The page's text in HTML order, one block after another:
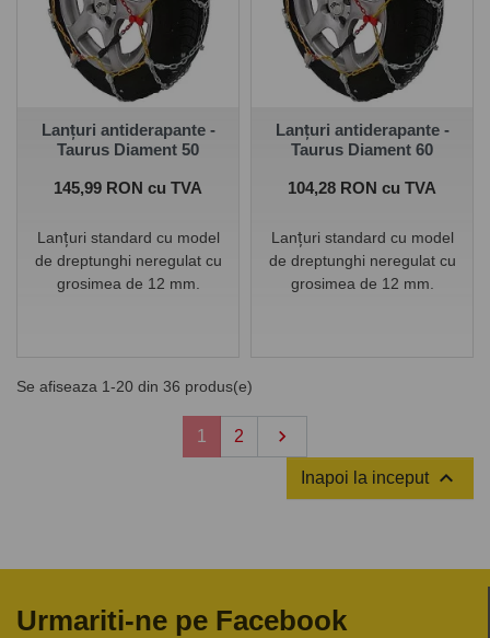
Lanțuri antiderapante -
Taurus Diament 50
Pret
145,99 RON cu TVA
Lanțuri standard cu model
de dreptunghi neregulat cu
grosimea de 12 mm.
Lanțuri antiderapante -
Taurus Diament 60
Pret
104,28 RON cu TVA
Lanțuri standard cu model
de dreptunghi neregulat cu
grosimea de 12 mm.
Se afiseaza 1-20 din 36 produs(e)
1 2 Urmatorul

Inapoi la inceput 
Urmariti-ne pe Facebook